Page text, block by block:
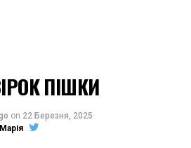
ПІШКИ
on 22 Березня, 2025